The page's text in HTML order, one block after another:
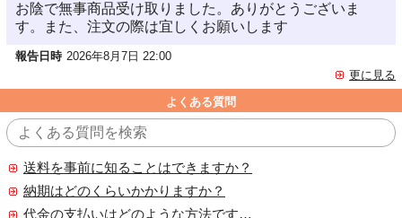
お陰で無事商品受け取りました。ありがとうございま
す。また、注文の際は宜しくお願いします
報告日時 2026年8月7日 22:00
更に見る
よくある質問
送料を事前に知ることはできますか？
納期はどのくらいかかりますか？
代金の支払いはどのような方法ですか？